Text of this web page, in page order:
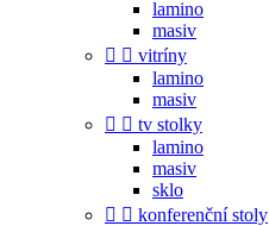
lamino
masiv
  vitríny
lamino
masiv
  tv stolky
lamino
masiv
sklo
  konferenční stoly